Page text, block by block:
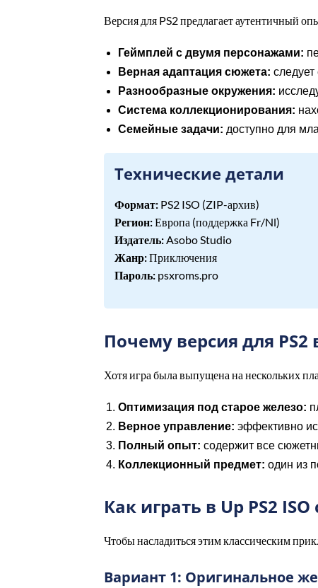
Версия для PS2 предлагает аутентичный
Геймплей с двумя персонажами:
Верная адаптация сюжета:
Разнообразные окружения:
Система коллекционирования:
Семейные задачи: доступно для
Технические детали
Формат: PS2 ISO (ZIP-архив)
Регион:Европа (поддержка Fr/Nl)
Издатель:Asobo Studio
Жанр:Приключения
Пароль: psxroms.pro
Почему версия для PS2
Хотя игра была выпущена на нескольких
Оптимизация под старое железо:
Верное управление: эффективно
Полный опыт: содержит все
Коллекционный предмет: один из
Как играть в Up PS2 ISO
Чтобы насладиться этим классическим
Вариант 1: Оригинальное